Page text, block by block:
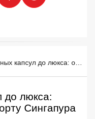
От транзитных капсул до люкса: обзор отелей в аэропорту Сингапура
до люкса:
Сингапура